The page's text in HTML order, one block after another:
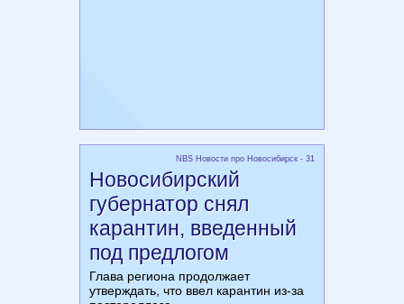
NBS Новости про Новосибирск - 31
Новосибирский
губернатор снял
карантин, введенный
под предлогом
Глава региона продолжает
утверждать, что ввел карантин из-за